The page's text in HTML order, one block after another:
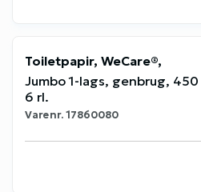
Toiletpapir, WeCare®,
Jumbo 1-lags, genbrug, 450
6 rl.
Varenr.17860080